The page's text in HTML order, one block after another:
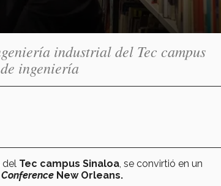
industrial del Tec campus
ingeniería
del Tec campus Sinaloa , se convirtió en un
New Orleans.